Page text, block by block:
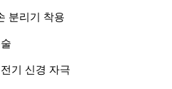
분리기 착용
기 신경 자극